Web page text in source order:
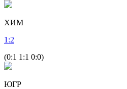
ХИМ
1 :2
(0:1 1:1 0:0)
ЮГР